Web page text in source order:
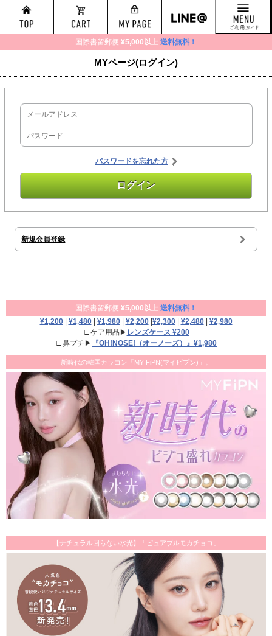
国際書留郵便 ¥5,000以上 送料無料！
MYページ(ログイン)
パスワードを忘れた方
新規会員登録
国際書留郵便 ¥5,000以上 送料無料！
¥1,200| ¥1,480| ¥1,980| ¥2,200| ¥2,300| ¥2,480| ¥2,980
∟ケア用品▶ レンズケース ¥200
∟鼻プチ▶
『OH!NOSE!（オーノーズ）』¥1,980
新時代の韓国カラコン「MY FiPN(マイピプン)」。
【ナチュラル回らない水光】「ピュアブルモカチョコ」